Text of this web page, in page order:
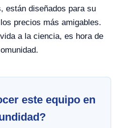
están diseñados para su
precios más amigables.
a la ciencia, es hora de
este equipo en